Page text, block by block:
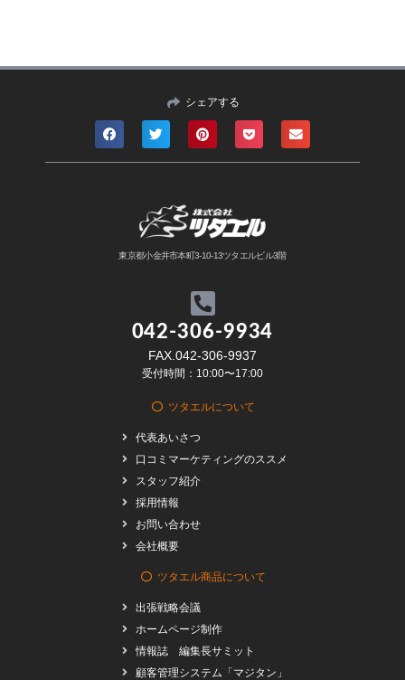
シェアする
東京都小金井市本町3-10-13ツタエルビル3階
042-306-9934
FAX.042-306-9937
受付時間：10:00〜17:00
ツタエルについて
代表あいさつ
口コミマーケティングのススメ
スタッフ紹介
採用情報
お問い合わせ
会社概要
ツタエル商品について
出張戦略会議
ホームページ制作
情報誌 編集長サミット
顧客管理システム「マジタン」